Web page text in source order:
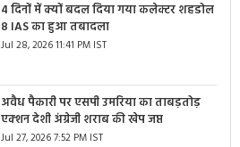
4 दिनों में क्यों बदल दिया गया कलेक्टर शहडोल
8 IAS का हुआ तबादला
Jul 28, 2026 11:41 PM IST
अवैध पैकारी पर एसपी उमरिया का ताबड़तोड़
एक्शन देशी अंग्रेजी शराब की खेप जप्त
Jul 27, 2026 7:52 PM IST